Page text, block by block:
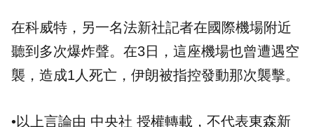
在科威特，另一名法新社記者在國際機場附近
聽到多次爆炸聲。在3日，這座機場也曾遭遇空
襲，造成1人死亡，伊朗被指控發動那次襲擊。
•以上言論由 中央社 授權轉載，不代表東森新